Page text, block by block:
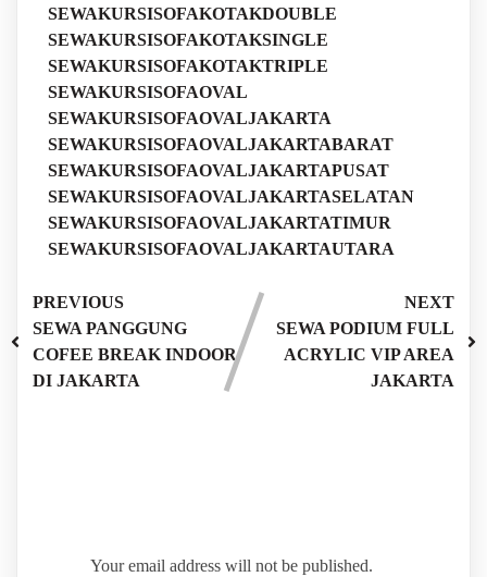
SEWAKURSISOFAKOTAKDOUBLE
SEWAKURSISOFAKOTAKSINGLE
SEWAKURSISOFAKOTAKTRIPLE
SEWAKURSISOFAOVAL
SEWAKURSISOFAOVALJAKARTA
SEWAKURSISOFAOVALJAKARTABARAT
SEWAKURSISOFAOVALJAKARTAPUSAT
SEWAKURSISOFAOVALJAKARTASELATAN
SEWAKURSISOFAOVALJAKARTATIMUR
SEWAKURSISOFAOVALJAKARTAUTARA
PREVIOUS
SEWA PANGGUNG
COFEE BREAK INDOOR
DI JAKARTA
NEXT
SEWA PODIUM FULL
ACRYLIC VIP AREA
JAKARTA
Your email address will not be published.